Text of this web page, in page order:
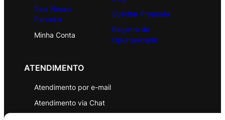
Seja Nosso
Parceiro
Minha Conta
Solicitar Proposta
Registro de
Oportunidade
ATENDIMENTO
Atendimento por e-mail
Atendimento via Chat